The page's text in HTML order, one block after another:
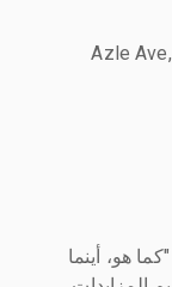
6050 Azle
هو، أينما